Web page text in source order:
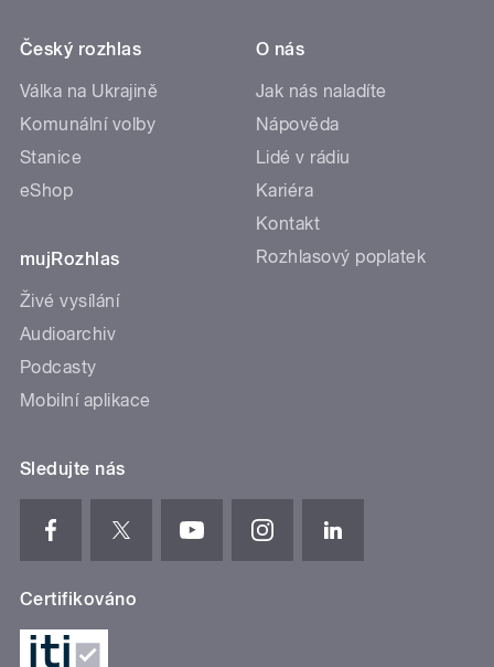
Český rozhlas
Válka na Ukrajině
Komunální volby
Stanice
eShop
mujRozhlas
Živé vysílání
Audioarchiv
Podcasty
Mobilní aplikace
O nás
Jak nás naladíte
Nápověda
Lidé v rádiu
Kariéra
Kontakt
Rozhlasový poplatek
Sledujte nás
Certifikováno